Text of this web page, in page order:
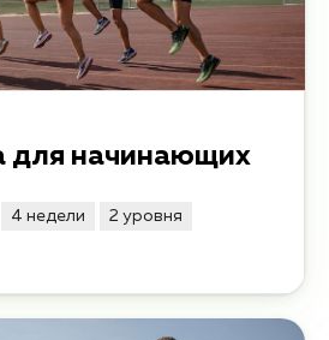
для начинающих
4 недели 2 уровня